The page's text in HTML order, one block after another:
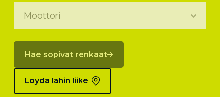
Hae sopivat renkaat
Löydä lähin liike